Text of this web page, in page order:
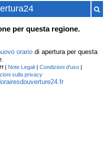
per questa regione.
orariodi apertura per questa
| Note Legali| Condizioni d'uso|
sulla privacy